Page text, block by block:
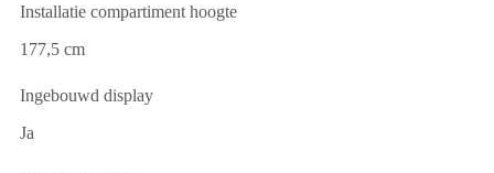
Installatie compartiment hoogte
177,5 cm
Ingebouwd display
Ja